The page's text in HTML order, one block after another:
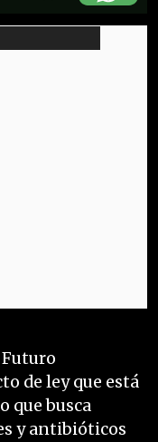
de ley que está
que busca
y antibióticos